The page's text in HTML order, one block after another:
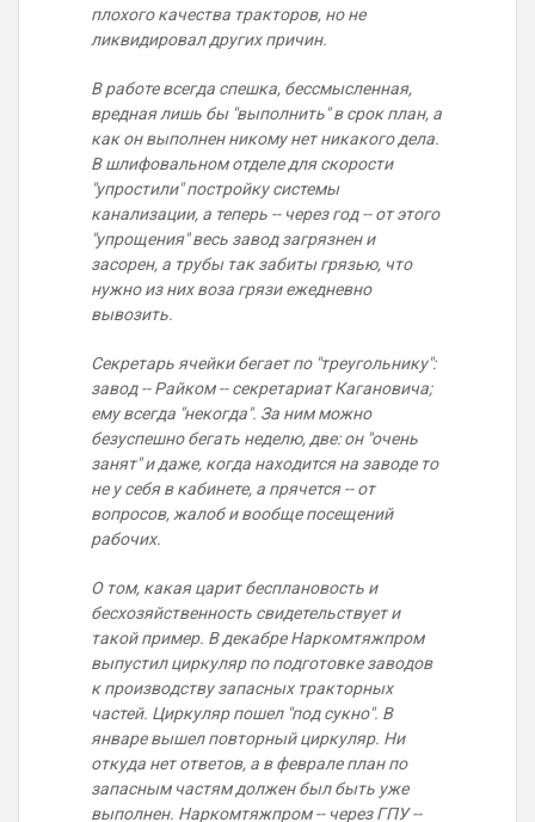
плохого качества тракторов, но не
ликвидировал других причин.
В работе всегда спешка, бессмысленная,
вредная лишь бы "выполнить" в срок план, а
как он выполнен никому нет никакого дела.
В шлифовальном отделе для скорости
"упростили" постройку системы
канализации, а теперь -- через год -- от этого
"упрощения" весь завод загрязнен и
засорен, а трубы так забиты грязью, что
нужно из них воза грязи ежедневно
вывозить.
Секретарь ячейки бегает по "треугольнику":
завод -- Райком -- секретариат Кагановича;
ему всегда "некогда". За ним можно
безуспешно бегать неделю, две: он "очень
занят" и даже, когда находится на заводе то
не у себя в кабинете, а прячется -- от
вопросов, жалоб и вообще посещений
рабочих.
О том, какая царит бесплановость и
бесхозяйственность свидетельствует и
такой пример. В декабре Наркомтяжпром
выпустил циркуляр по подготовке заводов
к производству запасных тракторных
частей. Циркуляр пошел "под сукно". В
январе вышел повторный циркуляр. Ни
откуда нет ответов, а в феврале план по
запасным частям должен был быть уже
выполнен. Наркомтяжпром -- через ГПУ --